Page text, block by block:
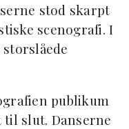
stod skarpt
scenografi. I
publikum
slut. Danserne